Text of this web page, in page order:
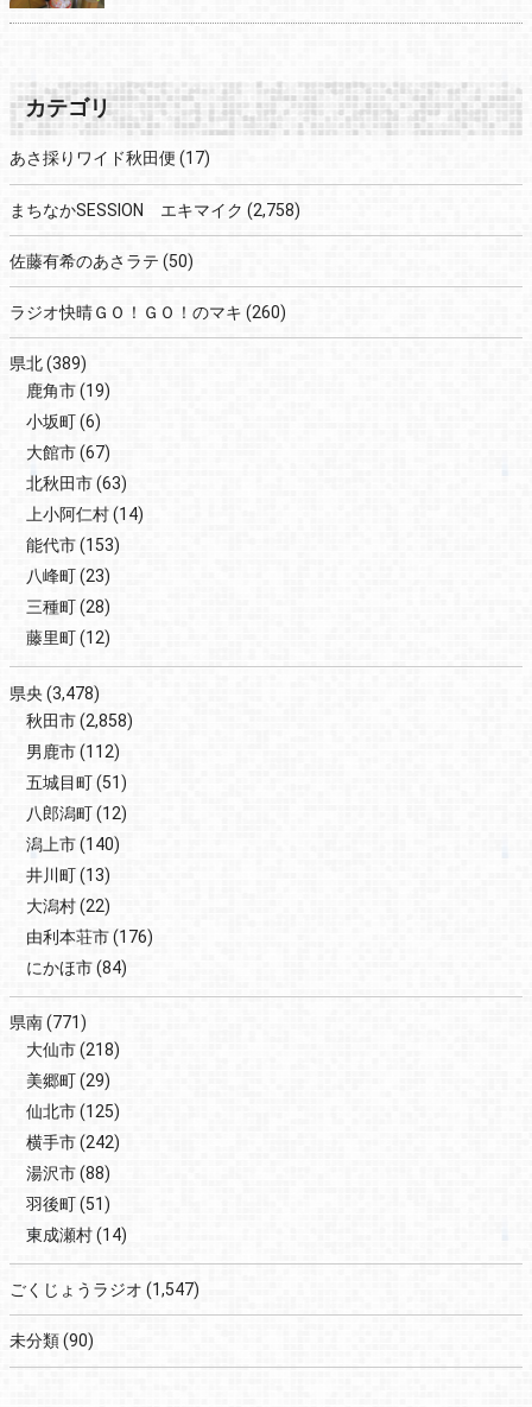
カテゴリ
あさ採りワイド秋田便 (17)
まちなかSESSION エキマイク (2,758)
佐藤有希のあさラテ (50)
ラジオ快晴ＧＯ！ＧＯ！のマキ (260)
県北(389)
鹿角市(19)
小坂町(6)
大館市(67)
北秋田市(63)
上小阿仁村(14)
能代市(153)
八峰町(23)
三種町(28)
藤里町(12)
県央 (3,478)
秋田市(2,858)
男鹿市(112)
五城目町(51)
八郎潟町(12)
潟上市(140)
井川町(13)
大潟村(22)
由利本荘市(176)
にかほ市(84)
県南(771)
大仙市(218)
美郷町(29)
仙北市(125)
横手市(242)
湯沢市(88)
羽後町(51)
東成瀬村(14)
ごくじょうラジオ (1,547)
未分類(90)